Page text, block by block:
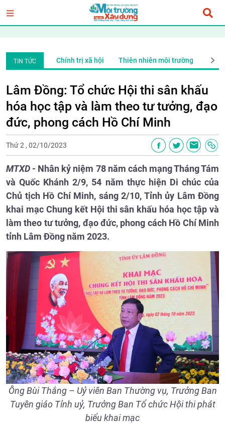
TIN TỨC
Xã Hội Chính trị xã hội Thiên nhiên môi trường Xã
Lâm Đồng: Tổ chức Hội thi sân khấu
hóa học tập và làm theo tư tưởng, đạo
đức, phong cách Hồ Chí Minh
Thứ 2 , 02/10/2023
MTXD - Nhân kỷ niệm 78 năm cách mạng Tháng Tám
và Quốc Khánh 2/9, 54 năm thực hiện Di chúc của
Chủ tịch Hồ Chí Minh, sáng 2/10, Tỉnh ủy Lâm Đồng
khai mạc Chung kết Hội thi sân khấu hóa học tập và
làm theo tư tưởng, đạo đức, phong cách Hồ Chí Minh
tỉnh Lâm Đồng năm 2023.
Ông Bùi Thắng – Uỷ viên Ban Thường vụ, Trưởng Ban
Tuyên giáo Tỉnh uỷ, Trưởng Ban Tổ chức Hội thi phát
biểu khai mạc